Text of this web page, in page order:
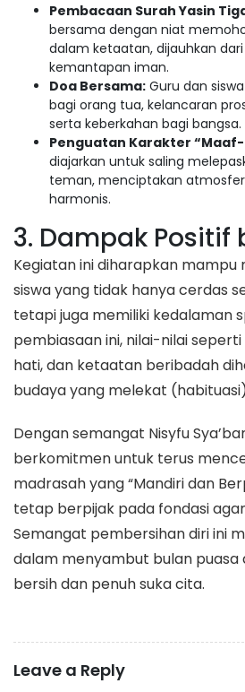
Pembacaan Surah Yasin
bersama dengan niat
dalam ketaatan, dijauhkan
kemantapan iman.
Doa Bersama: Guru dan
bagi orang tua, kelancaran
serta keberkahan bagi bangsa.
Penguatan Karakter
diajarkan untuk saling
teman, menciptakan
harmonis.
​3. Dampak Positif
​Kegiatan ini diharapkan
siswa yang tidak hanya cerdas
tetapi juga memiliki kedalaman
pembiasaan ini, nilai-nilai
hati, dan ketaatan beribadah
budaya yang melekat
Dengan semangat Nisyfu
berkomitmen untuk terus
madrasah yang “Mandiri dan
tetap berpijak pada fondasi
Semangat pembersihan diri ini
dalam menyambut bulan puasa
bersih dan penuh suka cita.
Leave a Reply